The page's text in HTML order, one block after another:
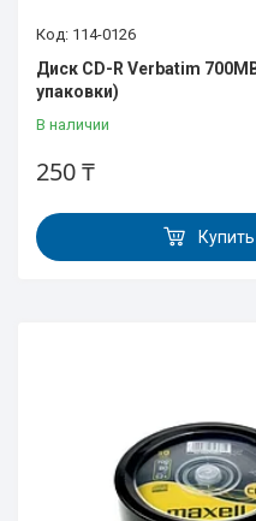
114-0126
Диск CD-R Verbatim
упаковки)
В наличии
250 ₸
Купить